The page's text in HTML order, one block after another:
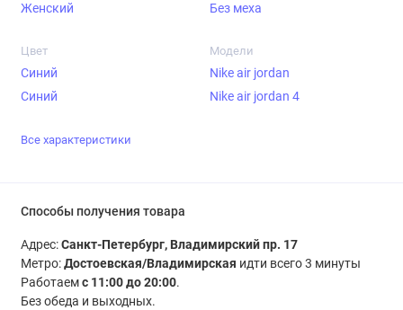
Женский
Без меха
Цвет
Синий
Синий
Модели
Nike air jordan
Nike air jordan 4
Все характеристики
Способы получения товара
Адрес:Санкт-Петербург, Владимирский пр. 17
Метро:Достоевская/Владимирская идти всего 3 минуты
Работаемс 11:00 до 20:00.
Без обеда и выходных.